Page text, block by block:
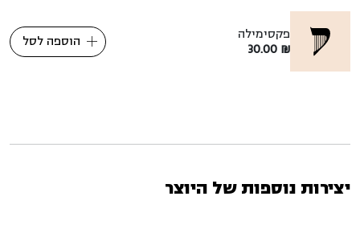
פקסימילה
30.00 ₪ הוספה לסל
יצירות נוספות של היוצר